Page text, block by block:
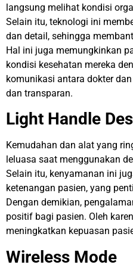
langsung melihat kondisi
Selain itu, teknologi ini
dan detail, sehingga
Hal ini juga memungkinkan
kondisi kesehatan mereka
komunikasi antara dokter
dan transparan.
Light Handle
Kemudahan dan alat yang
leluasa saat menggunakan
Selain itu, kenyamanan ini
ketenangan pasien, yang
Dengan demikian,
positif bagi pasien. Oleh
meningkatkan kepuasan
Wireless Mode